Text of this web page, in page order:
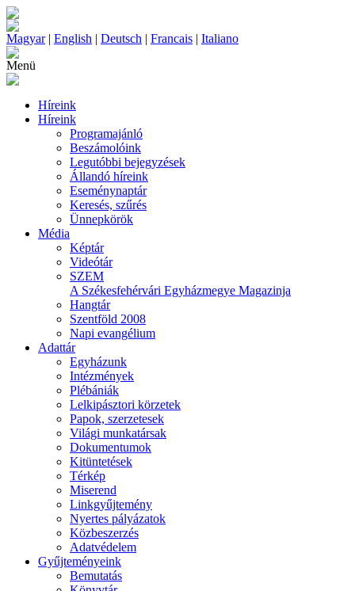
Magyar| English | Deutsch | Francais | Italiano
Menü
Híreink
Híreink
Programajánló
Beszámolóink
Legutóbbi bejegyzések
Állandó híreink
Eseménynaptár
Keresés, szűrés
Ünnepkörök
Média
Képtár
Videótár
SZEM
A Székesfehérvári Egyházmegye Magazinja
Hangtár
Szentföld 2008
Napi evangélium
Adattár
Egyházunk
Intézmények
Plébániák
Lelkipásztori körzetek
Papok, szerzetesek
Világi munkatársak
Dokumentumok
Kitüntetések
Térkép
Miserend
Linkgyűjtemény
Nyertes pályázatok
Közbeszerzés
Adatvédelem
Gyűjteményeink
Bemutatás